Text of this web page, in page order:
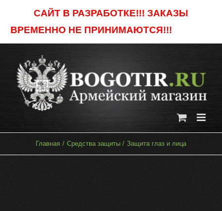
САЙТ В РАЗРАБОТКЕ!!! ЗАКАЗЫ
ВРЕМЕННО НЕ ПРИНИМАЮТСЯ!!!
content
Главная Средства защиты Защита глаз и лица